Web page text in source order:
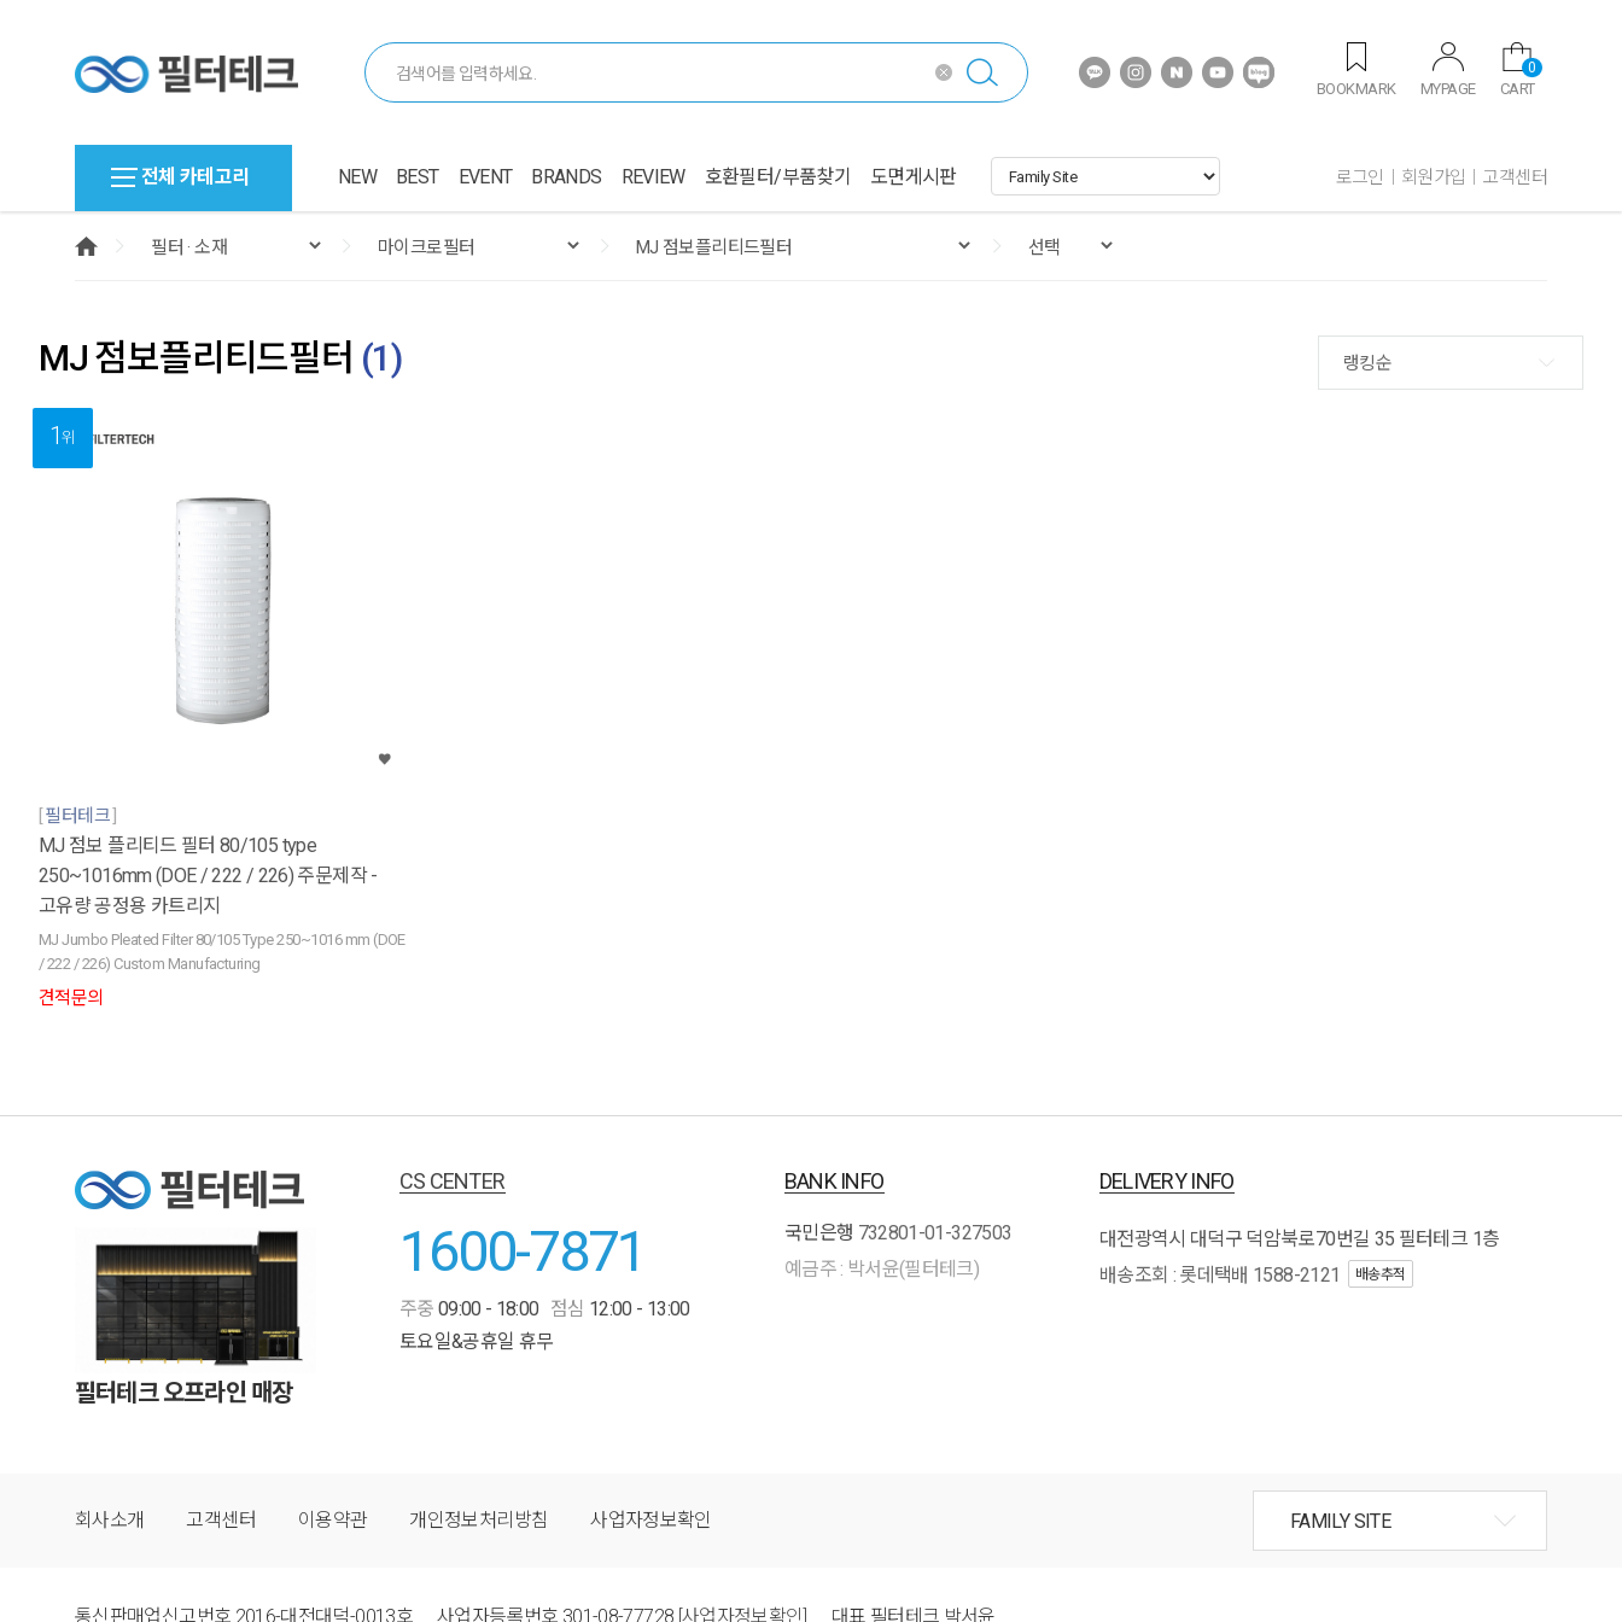
BOOKMARK MYPAGE CART
0
전체 카테고리 NEW BEST EVENT BRANDS REVIEW 호환필터/부품찾기 도면게시판 로그인 회원가입 고객센터
MJ 점보플리티드필터 (1) 랭킹순
1위
필터테크
MJ 점보 플리티드 필터 80/105 type
250~1016mm (DOE / 222 / 226) 주문제작 -
고유량 공정용 카트리지
MJ Jumbo Pleated Filter 80/105 Type 250~1016 mm (DOE
/ 222 / 226) Custom Manufacturing
견적문의
필터테크 오프라인 매장
CS CENTER
1600-7871
주중 09:00 - 18:00 점심 12:00 - 13:00
토요일&공휴일 휴무
BANK INFO
국민은행 732801-01-327503
예금주 : 박서윤(필터테크)
DELIVERY INFO
대전광역시 대덕구 덕암북로70번길 35 필터테크 1층
배송조회 : 롯데택배 1588-2121
배송추적
회사소개 고객센터 이용약관 개인정보처리방침 사업자정보확인
통신판매업신고번호 2016-대전대덕-0013호 사업자등록번호 301-08-77728 [사업자정보확인] 대표 필터테크 박서윤